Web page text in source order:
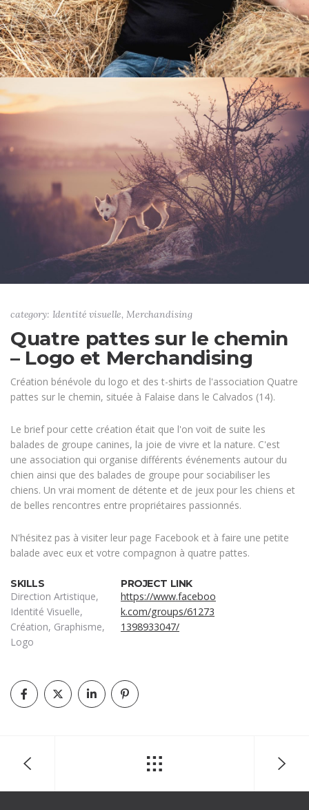
category: Identité visuelle, Merchandising
Quatre pattes sur le chemin
– Logo et Merchandising
Création bénévole du logo et des t-shirts de l'association Quatre
pattes sur le chemin, située à Falaise dans le Calvados (14).
Le brief pour cette création était que l'on voit de suite les
balades de groupe canines, la joie de vivre et la nature. C'est
une association qui organise différents événements autour du
chien ainsi que des balades de groupe pour sociabiliser les
chiens. Un vrai moment de détente et de jeux pour les chiens et
de belles rencontres entre propriétaires passionnés.
N'hésitez pas à visiter leur page Facebook et à faire une petite
balade avec eux et votre compagnon à quatre pattes.
SKILLS
Direction Artistique,
Identité Visuelle,
Création, Graphisme,
Logo
PROJECT LINK
https://www.faceboo
k.com/groups/61273
1398933047/